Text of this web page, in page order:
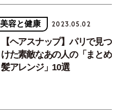
美容と健康 2023.05.02
【ヘアスナップ】パリで見つ
けた素敵なあの人の「まとめ
髪アレンジ」10選